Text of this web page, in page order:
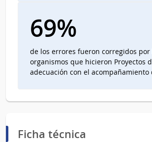
69%
de los errores fueron corregidos por
organismos que hicieron Proyectos
adecuación con el acompañamiento
Ficha técnica